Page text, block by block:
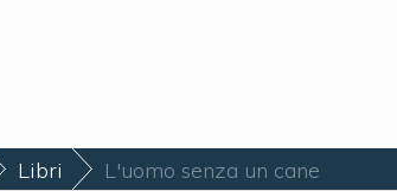
Libri L'uomo senza un cane